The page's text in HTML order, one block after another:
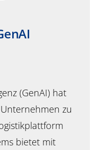
(GenAI) hat
zu
bietet mit